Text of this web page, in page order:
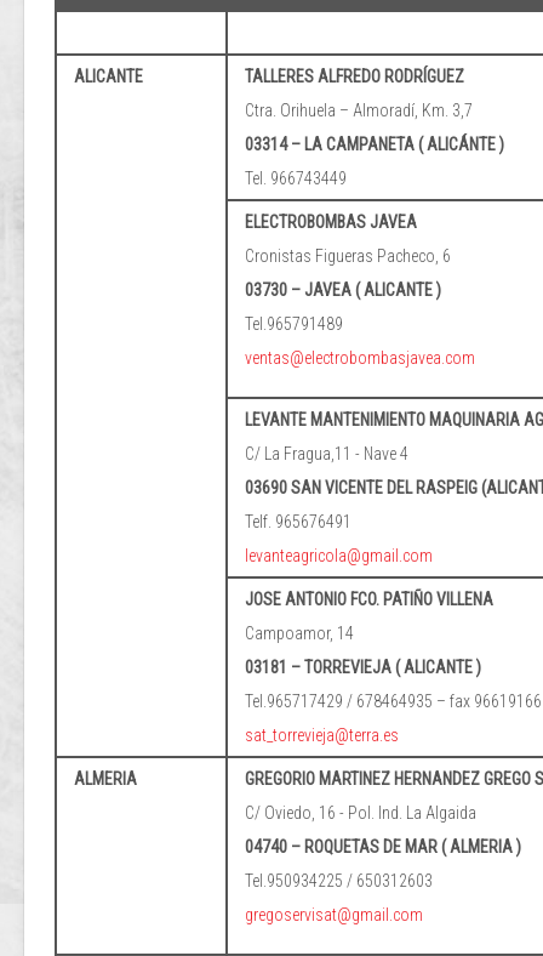
ALICANTE
TALLERES ALFREDO RODRÍGUEZ
Ctra. Orihuela – Almoradí, Km. 3,7
03314 – LA CAMPANETA ( ALICÁNTE )
Tel. 966743449
ELECTROBOMBAS JAVEA
Cronistas Figueras Pacheco, 6
03730 – JAVEA ( ALICANTE )
Tel.965791489
ventas@electrobombasjavea.com
LEVANTE MANTENIMIENTO MAQUINARIA
C/ La Fragua,11 - Nave 4
03690 SAN VICENTE DEL RASPEIG
Telf. 965676491
levanteagricola@gmail.com
JOSE ANTONIO FCO. PATIÑO VILLENA
Campoamor, 14
03181 – TORREVIEJA ( ALICANTE )
Tel.965717429 / 678464935 – fax
sat_torrevieja@terra.es
ALMERIA
GREGORIO MARTINEZ HERNANDEZ GREGO
C/ Oviedo, 16 - Pol. Ind. La Algaida
04740 – ROQUETAS DE MAR ( ALMERIA )
Tel.950934225 / 650312603
gregoservisat@gmail.com